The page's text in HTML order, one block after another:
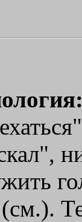
(см.).